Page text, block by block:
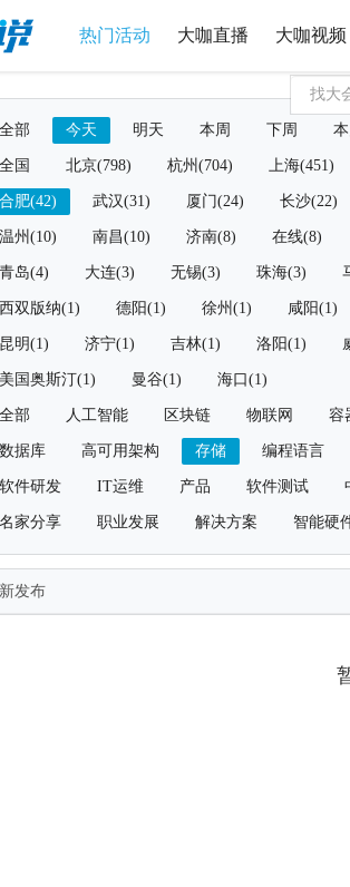
热门活动 大咖直播 大咖视频
全部 今天 明天 本周 下周
全国 北京(798) 杭州(704) 上海(451)
合肥(42) 武汉(31) 厦门(24) 长沙(22)
温州(10) 南昌(10) 济南(8) 在线(8)
青岛(4) 大连(3) 无锡(3) 珠海(3)
西双版纳(1) 德阳(1) 徐州(1) 咸阳(1)
昆明(1) 济宁(1) 吉林(1) 洛阳(1)
美国奥斯汀(1) 曼谷(1) 海口(1)
全部 人工智能 区块链 物联网 容
数据库 高可用架构 存储 编程语言
软件研发 IT运维 产品 软件测试
名家分享 职业发展 解决方案 智能硬
发布